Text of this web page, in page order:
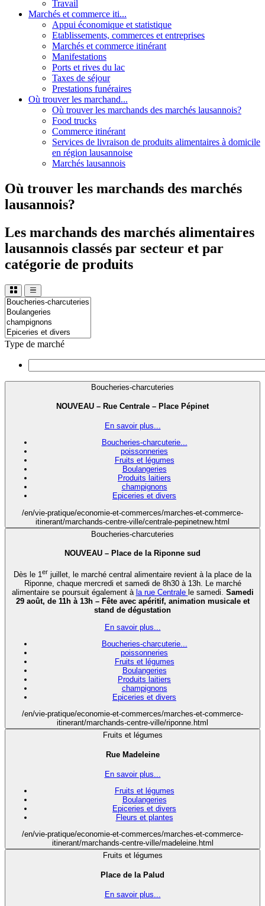
Travail
Marchés et commerce iti...
Appui économique et statistique
Etablissements, commerces et entreprises
Marchés et commerce itinérant
Manifestations
Ports et rives du lac
Taxes de séjour
Prestations funéraires
Où trouver les marchand...
Où trouver les marchands des marchés lausannois?
Food trucks
Commerce itinérant
Services de livraison de produits alimentaires à domicile
en région lausannoise
Marchés lausannois
Où trouver les marchands des marchés
lausannois?
Les marchands des marchés alimentaires
lausannois classés par secteur et par
catégorie de produits
Type de marché
Boucheries-charcuteries
NOUVEAU – Rue Centrale – Place Pépinet
En savoir plus...
Boucheries-charcuterie...
poissonneries
Fruits et légumes
Boulangeries
Produits laitiers
champignons
Epiceries et divers
/en/vie-pratique/economie-et-commerces/marches-et-commerce-
itinerant/marchands-centre-ville/centrale-pepinetnew.html
Boucheries-charcuteries
NOUVEAU – Place de la Riponne sud
Dès le 1er juillet, le marché central alimentaire revient à la place de la
Riponne, chaque mercredi et samedi de 8h30 à 13h. Le marché
alimentaire se poursuit également à la rue Centrale le samedi. Samedi
29 août, de 11h à 13h – Fête avec apéritif, animation musicale et
stand de dégustation
En savoir plus...
Boucheries-charcuterie...
poissonneries
Fruits et légumes
Boulangeries
Produits laitiers
champignons
Epiceries et divers
/en/vie-pratique/economie-et-commerces/marches-et-commerce-
itinerant/marchands-centre-ville/riponne.html
Fruits et légumes
Rue Madeleine
En savoir plus...
Fruits et légumes
Boulangeries
Epiceries et divers
Fleurs et plantes
/en/vie-pratique/economie-et-commerces/marches-et-commerce-
itinerant/marchands-centre-ville/madeleine.html
Fruits et légumes
Place de la Palud
En savoir plus...